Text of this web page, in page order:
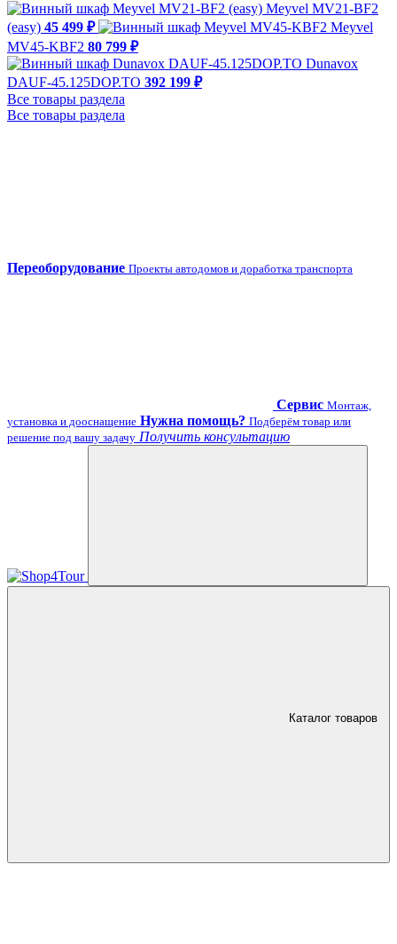
Meyvel MV21-BF2
(easy) 45 499 ₽
Meyvel
MV45-KBF2 80 799 ₽
Dunavox
DAUF-45.125DOP.TO 392 199 ₽
Все товары раздела
Все товары раздела
Переоборудование Проекты автодомов и доработка транспорта
Сервис Монтаж,
установка и дооснащение Нужна помощь? Подберём товар или
решение под вашу задачу Получить консультацию
Каталог товаров